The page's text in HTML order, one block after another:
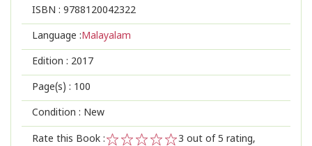
ISBN : 9788120042322
Language :Malayalam
Edition : 2017
Page(s) : 100
Condition : New
Rate this Book :
3 out of 5 rating,